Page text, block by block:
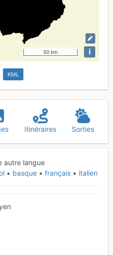
50 km i
KML
Itinéraires Sorties
autre langue
basque français italien